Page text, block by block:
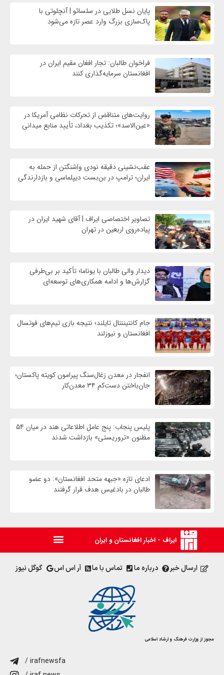
پایان نسل طلایی در سلسائو | آنچلوتی با
پاک‌سازی بزرگ وارد عصر تازه می‌شود
فراخوان طالبان: تجار افغان مقیم ایران در
افغانستان سرمایه‌گذاری کنند
روایت‌های متناقض از تحرکات نظامی آمریکا در
«عین‌الاسد»؛ تکذیب بغداد، تأیید منابع میدانی
عقب‌نشینی دقیقه نودی واشنگتن از حمله به
ایران؛ ترامپ در بن‌بست دیپلماسی و بازدارندگی
تصاویر اختصاصی ایراف | آقای شهید ایران در
پیاده‌روی اربعین در تهران
دیدار والی طالبان با یوناما؛ تأکید بر بی‌طرفی
گزارش‌ها و ادامه همکاری‌های توسعه‌ای
جام کانتیننتال تایلند؛ نتیجه بازی تیم‌های فوتسال
افغانستان و نیوزلند
انفجار در معدن زغال‌سنگ پیرامون کویته پاکستان؛
جان‌باختن دست‌کم ۳۴ معدن‌کار
پلیس پنجاب: پنج عامل اطلاعاتی هند در میان ۵۴
مظنون «تروریستی» بازداشت شدند
ادعای تازه «جبهه متحد افغانستان»: دو عضو
طالبان در بادغیس هدف قرار گرفتند
ایراف - اخبار افغانستان و ایران
ارسال خبر درباره ما تماس با ما آر اس اس گوگل نیوز
مجوز از وزارت فرهنگ و ارشاد اسلامی
/ irafnewsfa